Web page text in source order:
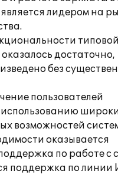
лидером на
типовой
достаточно,
без
пользователей
возможностей
оказывается
по работе с
поддержка по линии